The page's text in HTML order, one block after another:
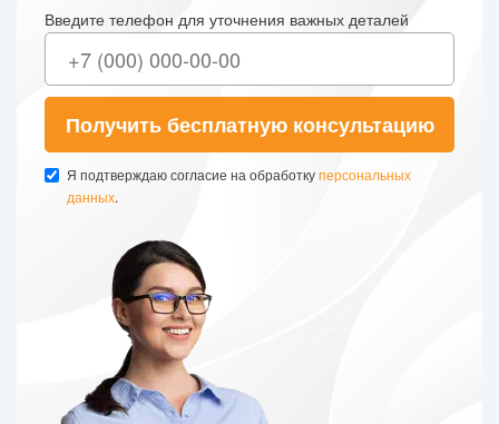
Введите телефон для уточнения важных деталей
Получить бесплатную консультацию
Я подтверждаю согласие на обработкуперсональных
данных.